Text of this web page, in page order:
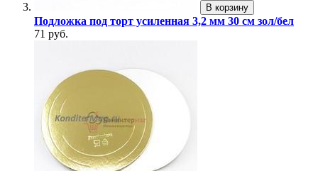
В корзину
Подложка под торт усиленная 3,2 мм 30 см зол/бел
71 руб.